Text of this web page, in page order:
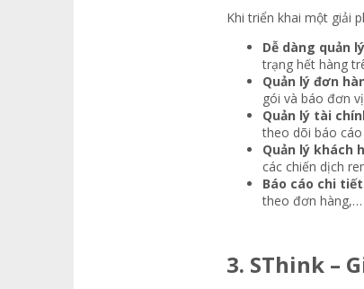
Khi triển khai một giải
Dễ dàng quản
trạng hết hàng
Quản lý đơn
gói và báo đơn
Quản lý tài
theo dõi báo
Quản lý khách
các chiến dịch
Báo cáo chi
theo đơn hàng,…
3. SThink –